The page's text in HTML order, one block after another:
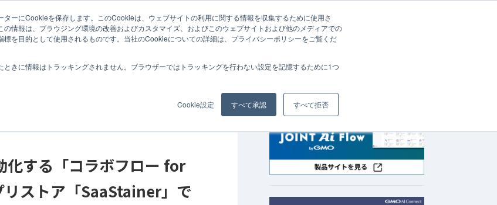
ターにCookieを保存します。このCookieは、ウェブサイトの利用に関する情報を収集するために使用さ
情報は、ブラウジング環境の改善およびカスタマイズ、およびこのウェブサイトおよび他のメディアでの
を目的として使用されるものです。当社のCookieについての詳細は、プライバシーポリシーをご覧くだ
きに情報はトラッキングされません。ブラウザーではトラッキングを行わない設定を記憶するために1つ
Cookie設定 すべて承認 すべて拒否
事例 コラム お知らせ 私たちについて 採用情報 会社概要 お問い合わせ
ロー for ClimberCloud」が連携アプリストア「SaaStainer」でリリース
化する「コラボフロー for
ストア「SaaStainer」で